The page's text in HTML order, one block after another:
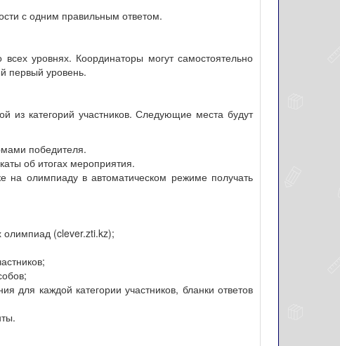
с одним правильным ответом.
уровнях. Координаторы могут самостоятельно
первый уровень.
из категорий участников. Следующие места будут
победителя.
об итогах мероприятия.
на олимпиаду в автоматическом режиме получать
олимпиад (clever.zti.kz);
для каждой категории участников, бланки ответов